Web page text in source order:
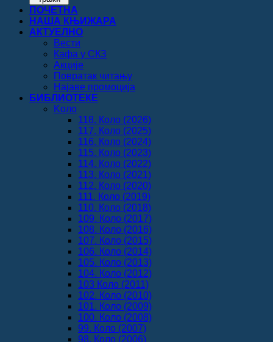
ПОЧЕТНА
НАША КЊИЖАРА
АКТУЕЛНО
Вести
Кафа у СКЗ
Акције
Повратак читању
Најаве промоција
БИБЛИОТЕКЕ
Koло
118. Коло (2026)
117. Коло (2025)
116. Коло (2024)
115. Коло (2023)
114. Коло (2022)
113. Коло (2021)
112. Коло (2020)
111. Коло (2019)
110. Коло (2018)
109. Коло (2017)
108. Коло (2016)
107. Коло (2015)
106. Коло (2014)
105. Коло (2013)
104. Коло (2012)
103 Коло (2011)
102. Коло (2010)
101. Коло (2009)
100. Коло (2008)
99. Коло (2007)
98. Коло (2006)